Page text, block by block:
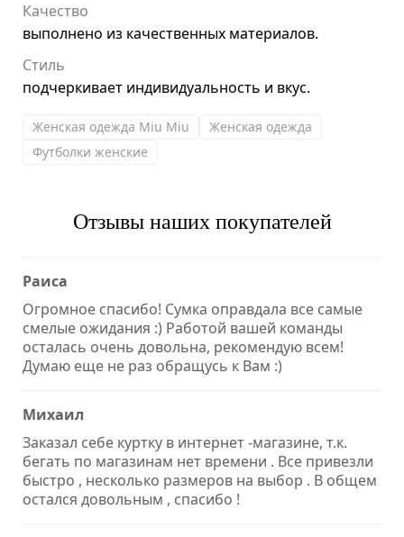
Качество
выполнено из качественных материалов.
Стиль
подчеркивает индивидуальность и вкус.
Женская одежда Miu Miu
Женская одежда
Футболки женские
Отзывы наших покупателей
Раиса
Огромное спасибо! Сумка оправдала все самые
смелые ожидания :) Работой вашей команды
осталась очень довольна, рекомендую всем!
Думаю еще не раз обращусь к Вам :)
Михаил
Заказал себе куртку в интернет -магазине, т.к.
бегать по магазинам нет времени . Все привезли
быстро , несколько размеров на выбор . В общем
остался довольным , спасибо !